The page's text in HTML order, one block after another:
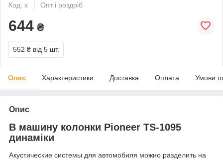
Код: х
Опт і роздріб
644 ₴
552 ₴ від 5 шт.
Опис Характеристики Доставка Оплата Умови
Опис
В машину колонки Pioneer TS-1095
динаміки
Акустические системы для автомобиля можно разделить на